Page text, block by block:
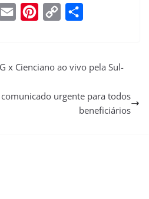
n
e
p
L
a
e
x Cienciano ao vivo pela Sul-
urgente para todos
beneficiários